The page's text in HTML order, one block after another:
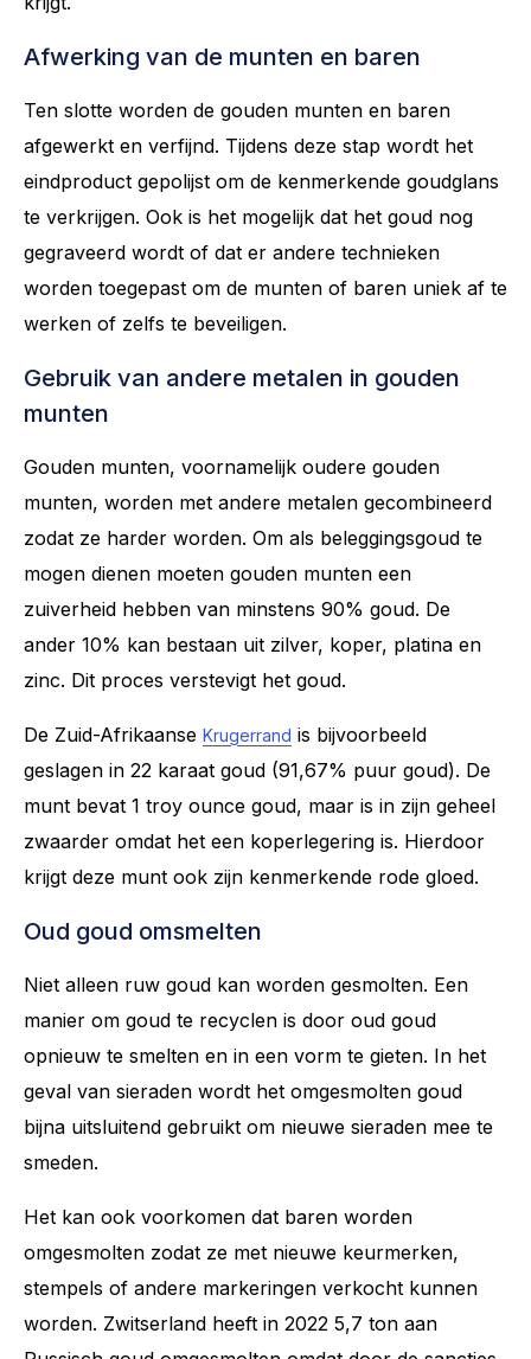
Afwerking van de munten en baren
Ten slotte worden de gouden munten en baren
afgewerkt en verfijnd. Tijdens deze stap wordt het
eindproduct gepolijst om de kenmerkende goudglans
te verkrijgen. Ook is het mogelijk dat het goud nog
gegraveerd wordt of dat er andere technieken
worden toegepast om de munten of baren uniek af te
werken of zelfs te beveiligen.
Gebruik van andere metalen in gouden
munten
Gouden munten, voornamelijk oudere gouden
munten, worden met andere metalen gecombineerd
zodat ze harder worden. Om als beleggingsgoud te
mogen dienen moeten gouden munten een
zuiverheid hebben van minstens 90% goud. De
ander 10% kan bestaan uit zilver, koper, platina en
zinc. Dit proces verstevigt het goud.
De Zuid-Afrikaanse Krugerrand is bijvoorbeeld
geslagen in 22 karaat goud (91,67% puur goud). De
munt bevat 1 troy ounce goud, maar is in zijn geheel
zwaarder omdat het een koperlegering is. Hierdoor
krijgt deze munt ook zijn kenmerkende rode gloed.
Oud goud omsmelten
Niet alleen ruw goud kan worden gesmolten. Een
manier om goud te recyclen is door oud goud
opnieuw te smelten en in een vorm te gieten. In het
geval van sieraden wordt het omgesmolten goud
bijna uitsluitend gebruikt om nieuwe sieraden mee te
smeden.
Het kan ook voorkomen dat baren worden
omgesmolten zodat ze met nieuwe keurmerken,
stempels of andere markeringen verkocht kunnen
worden. Zwitserland heeft in 2022 5,7 ton aan